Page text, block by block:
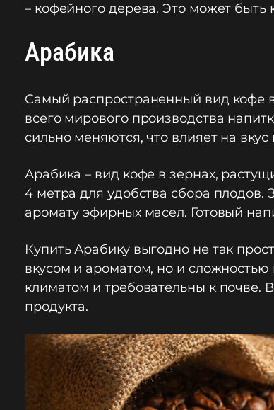
– кофейного дерева. Это может быть
Арабика
Самый распространенный вид кофе
всего мирового производства
сильно меняются, что влияет на
Арабика – вид кофе в зернах,
4 метра для удобства сбора плодов.
аромату эфирных масел. Готовый
Купить Арабику выгодно не так
вкусом и ароматом, но и
климатом и требовательны к почве.
продукта.